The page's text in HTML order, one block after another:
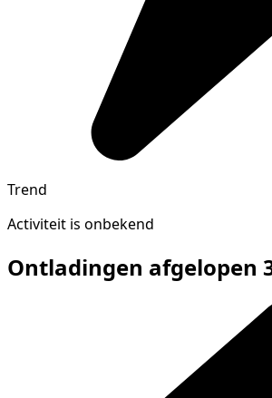
Trend
Activiteit is onbekend
Ontladingen afgelopen